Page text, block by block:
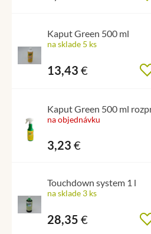
Kaput Green 500 ml
na sklade 5 ks
13,43 €
Kaput Green 500 ml
na objednávku
3,23 €
Touchdown system 1 l
na sklade 3 ks
28,35 €